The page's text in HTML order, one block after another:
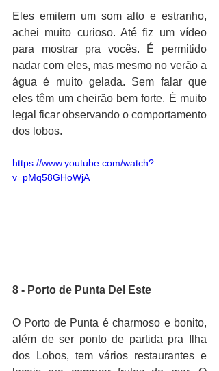
Eles emitem um som alto e estranho,
achei muito curioso. Até fiz um vídeo
para mostrar pra vocês. É permitido
nadar com eles, mas mesmo no verão a
água é muito gelada. Sem falar que
eles têm um cheirão bem forte. É muito
legal ficar observando o comportamento
dos lobos.
https://www.youtube.com/watch?
v=pMq58GHoWjA
8 - Porto de Punta Del Este
O Porto de Punta é charmoso e bonito,
além de ser ponto de partida pra Ilha
dos Lobos, tem vários restaurantes e